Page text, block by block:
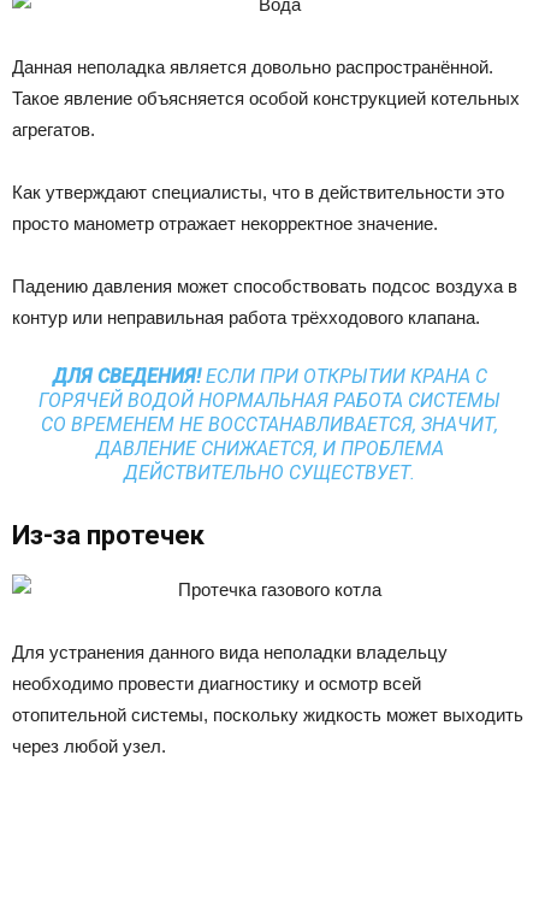
Данная неполадка является довольно распространённой.
Такое явление объясняется особой конструкцией котельных
агрегатов.
Как утверждают специалисты, что в действительности это
просто манометр отражает некорректное значение.
Падению давления может способствовать подсос воздуха в
контур или неправильная работа трёхходового клапана.
ДЛЯ СВЕДЕНИЯ!ЕСЛИ ПРИ ОТКРЫТИИ КРАНА С
ГОРЯЧЕЙ ВОДОЙ НОРМАЛЬНАЯ РАБОТА СИСТЕМЫ
СО ВРЕМЕНЕМ НЕ ВОССТАНАВЛИВАЕТСЯ, ЗНАЧИТ,
ДАВЛЕНИЕ СНИЖАЕТСЯ, И ПРОБЛЕМА
ДЕЙСТВИТЕЛЬНО СУЩЕСТВУЕТ.
Из-за протечек
Для устранения данного вида неполадки владельцу
необходимо провести диагностику и осмотр всей
отопительной системы, поскольку жидкость может выходить
через любой узел.